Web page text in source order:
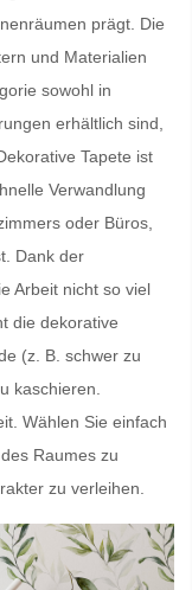
prägt. Die
und Materialien
sowohl in
erhältlich sind,
Tapete ist
Verwandlung
oder Büros,
Dank der
Arbeit nicht so viel
die dekorative
(z. B. schwer zu
kaschieren.
Wählen Sie einfach
Raumes zu
zu verleihen.